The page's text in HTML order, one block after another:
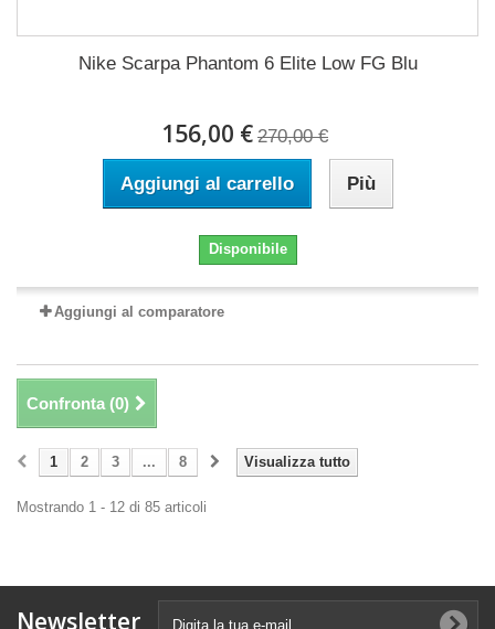
Nike Scarpa Phantom 6 Elite Low FG Blu
156,00 € 270,00 €
Aggiungi al carrello Più
Disponibile
Aggiungi al comparatore
Confronta (0)
Visualizza tutto
1 2 3 ... 8
Mostrando 1 - 12 di 85 articoli
Newsletter